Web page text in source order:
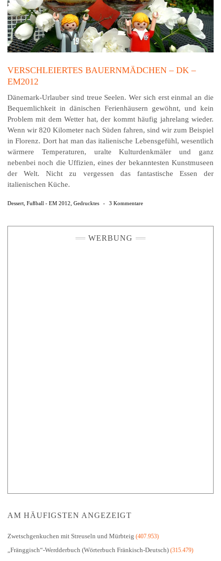
VERSCHLEIERTES BAUERNMÄDCHEN – DK –
EM2012
Dänemark-Urlauber sind treue Seelen. Wer sich erst einmal an die
Bequemlichkeit in dänischen Ferienhäusern gewöhnt, und kein
Problem mit dem Wetter hat, der kommt häufig jahrelang wieder.
Wenn wir 820 Kilometer nach Süden fahren, sind wir zum Beispiel
in Florenz. Dort hat man das italienische Lebensgefühl, wesentlich
wärmere Temperaturen, uralte Kulturdenkmäler und ganz
nebenbei noch die Uffizien, eines der bekanntesten Kunstmuseen
der Welt. Nicht zu vergessen das fantastische Essen der
italienischen Küche.
Dessert Fußball - EM 2012 Gedrucktes - 3 Kommentare
WERBUNG
AM HÄUFIGSTEN ANGEZEIGT
Zwetschgenkuchen mit Streuseln und Mürbteig (407.953)
„Fränggisch“-Werdderbuch (Wörterbuch Fränkisch-Deutsch) (315.479)